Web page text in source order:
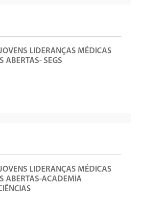
LIDERANÇAS MÉDICAS
ABERTAS- SEGS
LIDERANÇAS MÉDICAS
ABERTAS-ACADEMIA